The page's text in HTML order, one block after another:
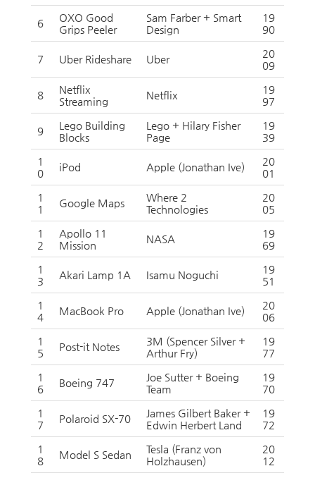
6
OXO Good
Grips Peeler
Sam Farber + Smart
Design
19
90
7 Uber Rideshare Uber
20
09
8
Netflix
Streaming
Netflix
19
97
9
Lego Building
Blocks
Lego + Hilary Fisher
Page
19
39
1
0
iPod Apple (Jonathan Ive)
20
01
1
1
Google Maps
Where 2
Technologies
20
05
1
2
Apollo 11
Mission
NASA
19
69
1
3
Akari Lamp 1A Isamu Noguchi
19
51
1
4
MacBook Pro Apple (Jonathan Ive)
20
06
1
5
Post-it Notes
3M (Spencer Silver +
Arthur Fry)
19
77
1
6
Boeing 747
Joe Sutter + Boeing
Team
19
70
1
7
Polaroid SX-70
James Gilbert Baker +
Edwin Herbert Land
19
72
1
8
Model S Sedan
Tesla (Franz von
Holzhausen)
20
12